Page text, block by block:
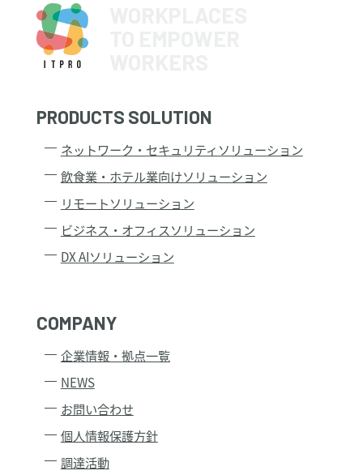
5．当社は、取得した個人情報を適切に管理するため、組織
的・人的・物理的・技術的な安全対策措置を講じ、個人情報
の漏えい、滅失又はき損の防止及び是正に取り組みます。
取り組みを改善していきます。
制定：2005年1月12日
改訂：2022年5月1日
ITプロダクツ株式会社
［個人情報の取扱い及びご質問、苦情について］
ＩＴプロダクツ株式会社
電話：044-578-2060（受付時間：平日9時～17時30分）
神奈川県川崎市川崎区日進町1番地53
代表取締役社長 河野 利之
個人情報保護管理者 井戸丈雅
TEL：044-578-2060
１．個人情報の利用目的について
PRODUCTS SOLUTION
ネットワーク・セキュリティソリューション
飲食業・ホテル業向けソリューション
リモートソリューション
ビジネス・オフィスソリューション
DX AIソリューション
COMPANY
企業情報・拠点一覧
NEWS
お問い合わせ
個人情報保護方針
調達活動